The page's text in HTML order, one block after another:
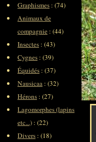
Graphismes : (74)
Animaux de
compagnie : (44)
Insectes : (43)
Cygnes : (39)
Équidés : (37)
Nausicaa : (32)
Hérons : (27)
Lagomorphes (lapins
etc...) : (22)
Divers : (18)